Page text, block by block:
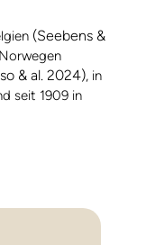
(Seebens &
& al. 2024), in
seit 1909 in